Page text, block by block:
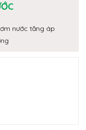
nước tăng áp